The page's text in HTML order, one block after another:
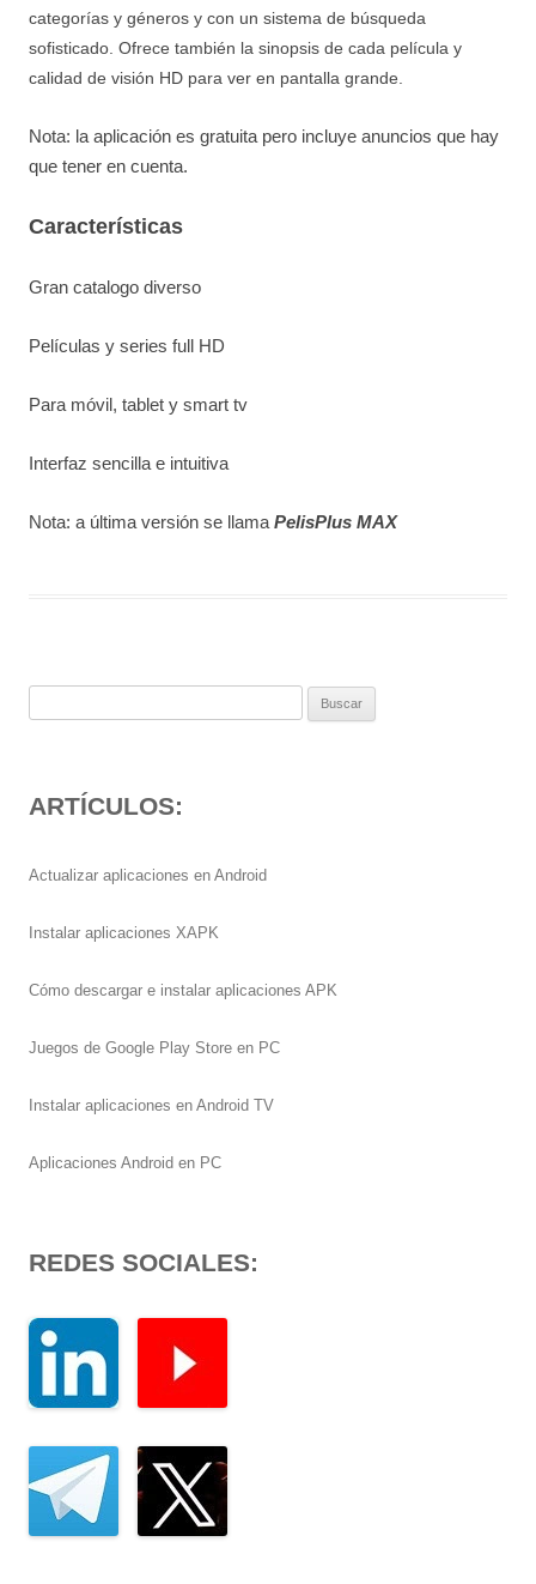
categorías y géneros y con un sistema de búsqueda
sofisticado. Ofrece también la sinopsis de cada película y
calidad de visión HD para ver en pantalla grande.
Nota: la aplicación es gratuita pero incluye anuncios que hay
que tener en cuenta.
Características
Gran catalogo diverso
Películas y series full HD
Para móvil, tablet y smart tv
Interfaz sencilla e intuitiva
Nota: a última versión se llama PelisPlus MAX
ARTÍCULOS:
Actualizar aplicaciones en Android
Instalar aplicaciones XAPK
Cómo descargar e instalar aplicaciones APK
Juegos de Google Play Store en PC
Instalar aplicaciones en Android TV
Aplicaciones Android en PC
REDES SOCIALES: